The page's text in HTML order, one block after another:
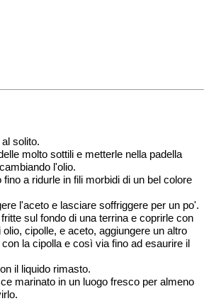
solito.
molto sottili e metterle nella padella
l'olio.
a ridurle in fili morbidi di un bel colore
l'aceto e lasciare soffriggere per un po'.
sul fondo di una terrina e coprirle con
cipolle, e aceto, aggiungere un altro
la cipolla e così via fino ad esaurire il
il liquido rimasto.
marinato in un luogo fresco per almeno